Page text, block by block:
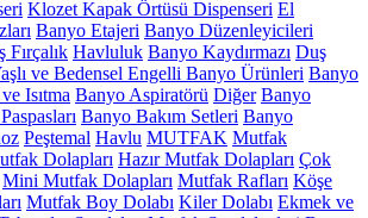
Klozet Kapak Örtüsü Dispenseri El
Banyo Etajeri Banyo Düzenleyicileri
Fırçalık Havluluk Banyo Kaydırmazı Duş
ve Bedensel Engelli Banyo Ürünleri Banyo
Isıtma Banyo Aspiratörü Diğer Banyo
Banyo Bakım Setleri Banyo
Peştemal Havlu MUTFAK Mutfak
Dolapları Hazır Mutfak Dolapları Çok
Mini Mutfak Dolapları Mutfak Rafları Köşe
Mutfak Boy Dolabı Kiler Dolabı Ekmek ve